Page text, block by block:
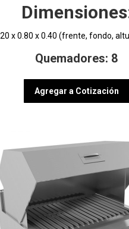
x 0.80 x 0.40 (frente, fondo,
Quemadores: 8
Agregar a Cotización